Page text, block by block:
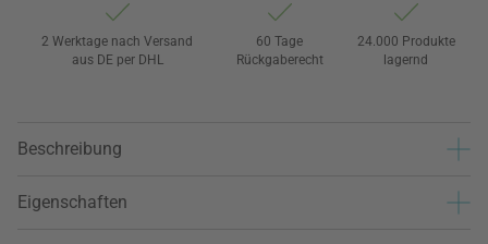
2 Werktage nach Versand
aus DE per DHL
60 Tage
Rückgaberecht
24.000 Produkte
lagernd
Beschreibung
Eigenschaften